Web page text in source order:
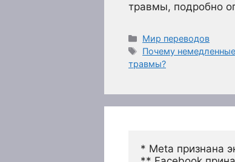
травмы, подробно
Рубрики
Мир переводов
Метки
Почему
травмы?
* Meta признана